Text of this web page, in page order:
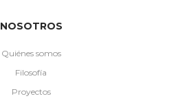
NOSOTROS
Quiénes somos
Filosofía
Proyectos